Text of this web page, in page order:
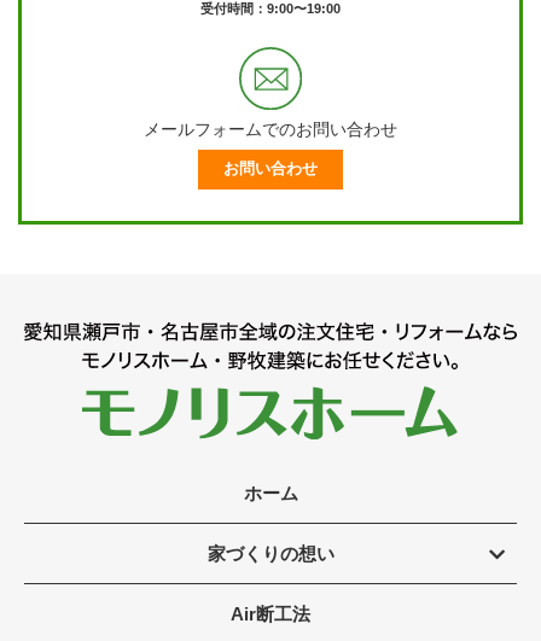
受付時間：9:00〜19:00
メールフォームでのお問い合わせ
お問い合わせ
ホーム
家づくりの想い
Air断工法